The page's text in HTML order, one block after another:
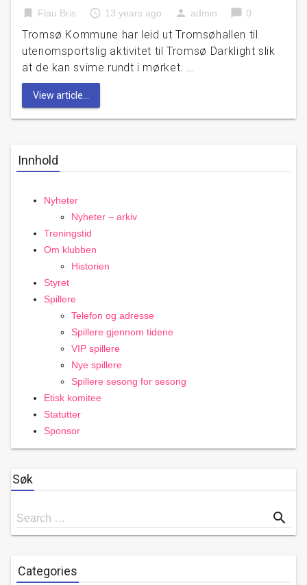
bookmark Flau Bris access_time 13 years ago person admin chat_bubble 0
Tromsø Kommune har leid ut Tromsøhallen til
utenomsportslig aktivitet til Tromsø Darklight slik
at de kan svime rundt i mørket. …
View article...
Innhold
Nyheter
Nyheter – arkiv
Treningstid
Om klubben
Historien
Styret
Spillere
Telefon og adresse
Spillere gjennom tidene
VIP spillere
Nye spillere
Spillere sesong for sesong
Etisk komitee
Statutter
Sponsor
Søk
Search
for
Search … search
Categories